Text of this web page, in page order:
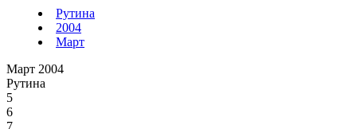
Рутина
2004
Март
Март 2004
Рутина
5
6
7